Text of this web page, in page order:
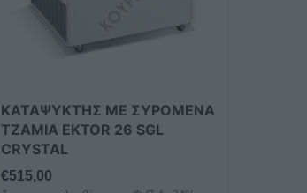
ΚΑΤΑΨΥΚΤΗΣ ΜΕ ΣΥΡΟΜΕΝΑ
ΤΖΑΜΙΑ EKTOR 26 SGL
CRYSTAL
€515,00